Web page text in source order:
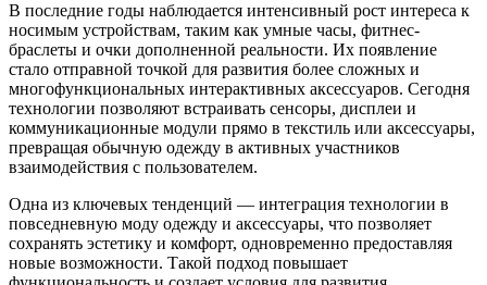
В последние годы наблюдается интенсивный рост интереса к
носимым устройствам, таким как умные часы, фитнес-
браслеты и очки дополненной реальности. Их появление
стало отправной точкой для развития более сложных и
многофункциональных интерактивных аксессуаров. Сегодня
технологии позволяют встраивать сенсоры, дисплеи и
коммуникационные модули прямо в текстиль или аксессуары,
превращая обычную одежду в активных участников
взаимодействия с пользователем.
Одна из ключевых тенденций — интеграция технологии в
повседневную моду одежду и аксессуары, что позволяет
сохранять эстетику и комфорт, одновременно предоставляя
новые возможности. Такой подход повышает